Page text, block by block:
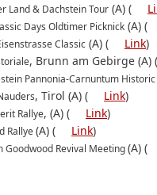
Land & Dachstein Tour (A) (
Days Oldtimer Picknick (A) (
Classic (A) ( Link)
, Brunn am Gebirge (A) (
Pannonia-Carnuntum Historic
, Tirol (A) ( Link)
Rallye, (A) ( Link)
Rallye(A) ( Link)
Goodwood Revival Meeting(A) (